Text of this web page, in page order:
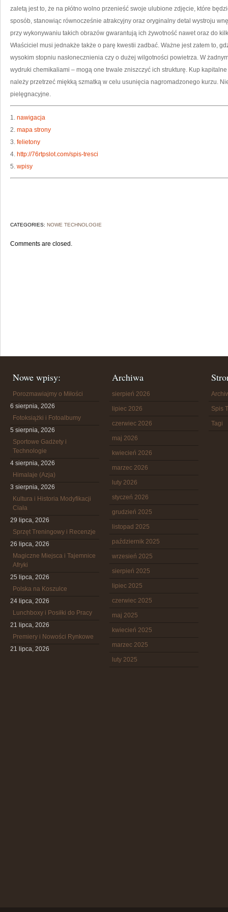
zaletą jest to, że na płótno wolno przenieść swoje ulubione zdjęcie, które
sposób, stanowiąc równocześnie atrakcyjny oraz oryginalny detal wystroju
przy wykonywaniu takich obrazów gwarantują ich żywotność nawet oraz do
Właściciel musi jednakże także o parę kwestii zadbać. Ważne jest zatem to,
wysokim stopniu nasłonecznienia czy o dużej wilgotności powietrza. W
wydruki chemikaliami – mogą one trwale zniszczyć ich strukturę. Kup
należy przetrzeć miękką szmatką w celu usunięcia nagromadzonego kurzu.
pielęgnacyjne.
1. nawigacja
2. mapa strony
3. felietony
4. http://76rtpslot.com/spis-tresci
5. wpisy
CATEGORIES: NOWE TECHNOLOGIE
Comments are closed.
Nowe wpisy:
Porozmawiajmy o Miłości
6 sierpnia, 2026
Fotoksiążki i Fotoalbumy
5 sierpnia, 2026
Sportowe Gadżety i
Technologie
4 sierpnia, 2026
Himalaje (Azja)
3 sierpnia, 2026
Kultura i Historia Modyfikacji
Ciała
29 lipca, 2026
Sprzęt Treningowy i Recenzje
26 lipca, 2026
Magiczne Miejsca i Tajemnice
Afryki
25 lipca, 2026
Polska na Koszulce
24 lipca, 2026
Lunchboxy i Posiłki do Pracy
21 lipca, 2026
Premiery i Nowości Rynkowe
21 lipca, 2026
Archiwa
sierpień 2026
lipiec 2026
czerwiec 2026
maj 2026
kwiecień 2026
marzec 2026
luty 2026
styczeń 2026
grudzień 2025
listopad 2025
październik 2025
wrzesień 2025
sierpień 2025
lipiec 2025
czerwiec 2025
maj 2025
kwiecień 2025
marzec 2025
luty 2025
Spis
Tagi